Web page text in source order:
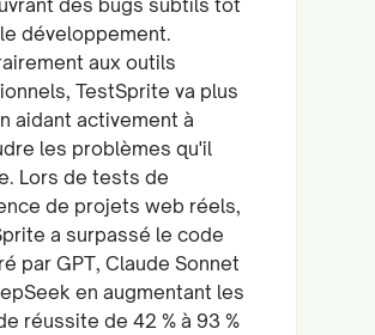
développement.
aux outils
TestSprite va plus
aidant activement à
les problèmes qu'il
Lors de tests de
de projets web réels,
a surpassé le code
par GPT, Claude Sonnet
en augmentant les
réussite de 42 % à 93 %